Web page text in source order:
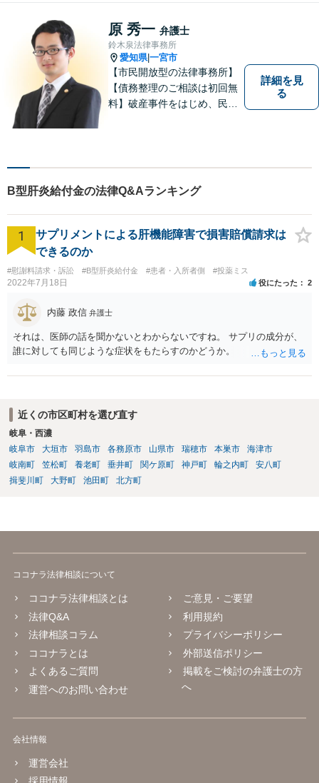
を丁寧にヒアリングし、寄り
添うことを大切にしておりま
す。お気軽にご相談ください
【分割払い可】【完全個室】
原 秀一 弁護士
鈴木泉法律事務所
愛知県|一宮市
【市民開放型の法律事務所】
【債務整理のご相談は初回無
料】破産事件をはじめ、民事
い」という方も、まずはお気
詳細を見
る
B型肝炎給付金の法律Q&Aランキング
1
サプリメントによる肝機能障害で損害賠償請求は
できるのか
#慰謝料請求・訴訟 #B型肝炎給付金 #患者・入所者側 #投薬ミス
2022年7月18日 役にたった 2
内藤 政信 弁護士
それは、医師の話を聞かないとわからないですね。 サプリの成分が、
誰に対しても同じような症状をもたらすのかどうか。
近くの市区町村を選び直す
岐阜・西濃
岐阜市
大垣市 羽島市 各務原市 山県市 瑞穂市 本巣市
海津市
岐南町
笠松町 養老町 垂井町 関ケ原町 神戸町 輪之内町
安八町
揖斐川町
大野町 池田町 北方町
ココナラ法律相談について
ココナラ法律相談とは
法律Q&A
法律相談コラム
ココナラとは
よくあるご質問
運営へのお問い合わせ
ご意見・ご要望
利用規約
プライバシーポリシー
外部送信ポリシー
掲載をご検討の弁護士の方
へ
会社情報
運営会社